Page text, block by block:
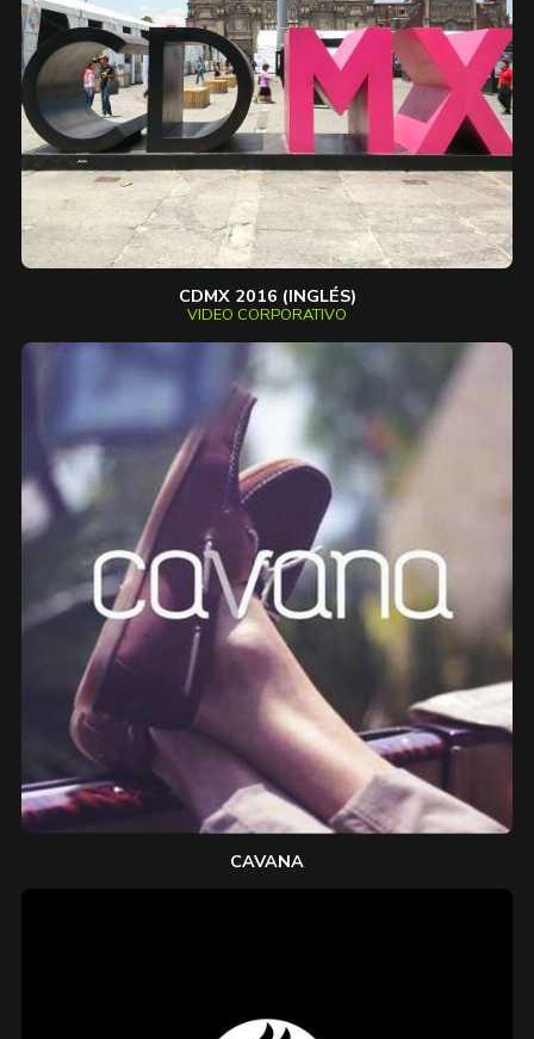
CDMX 2016 (INGLÉS)
VIDEO CORPORATIVO
CAVANA